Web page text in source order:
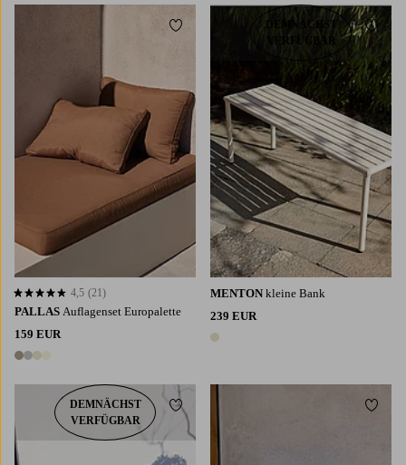
PALLAS Auflagenset Europalette
159 EUR
4 Farben
4,5 basierend auf 21 Bewertungen
4,5 (21)
Zu Favoriten hinzufügen
MENTON kleine Bank
239 EUR
1 Farbe
DEMNÄCHST
VERFÜGBAR
Zu
DEMNÄCHST
VERFÜGBAR
Zu Favoriten hinzufügen Zu